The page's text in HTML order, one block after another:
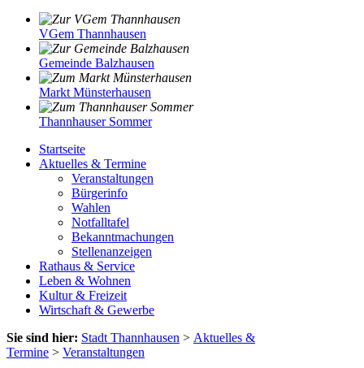
VGem Thannhausen
Gemeinde Balzhausen
Markt Münsterhausen
Thannhauser Sommer
Startseite
Aktuelles & Termine
Veranstaltungen
Bürgerinfo
Wahlen
Notfalltafel
Bekanntmachungen
Stellenanzeigen
Rathaus & Service
Leben & Wohnen
Kultur & Freizeit
Wirtschaft & Gewerbe
Sie sind hier: Stadt Thannhausen > Aktuelles &
Termine > Veranstaltungen